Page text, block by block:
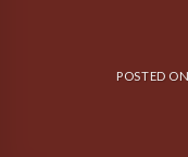
POSTED ON